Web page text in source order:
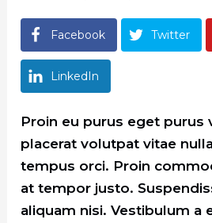
Facebook Twitter
LinkedIn
Proin eu purus eget purus
placerat volutpat vitae
tempus orci. Proin
at tempor justo.
aliquam nisi. Vestibulum a